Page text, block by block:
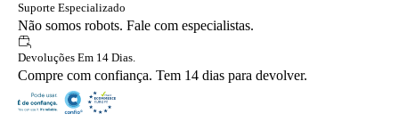
Suporte Especializado
Não somos robots. Fale com especialistas.
Devoluções Em 14 Dias.
Compre com confiança. Tem 14 dias para devolver.